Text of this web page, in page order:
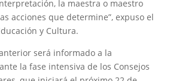
la maestra o maestro
acciones que determine”, expuso el
y Cultura.
será informado a la
la fase intensiva de los Consejos